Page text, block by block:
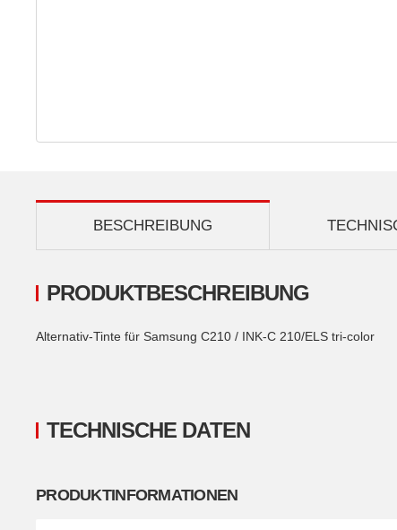
BESCHREIBUNG
TECHNISCHE DATEN
PRODUKTINFORMATIONEN
PRODUKTBESCHREIBUNG
Alternativ-Tinte für Samsung C210 / INK-C 210/ELS tri-color